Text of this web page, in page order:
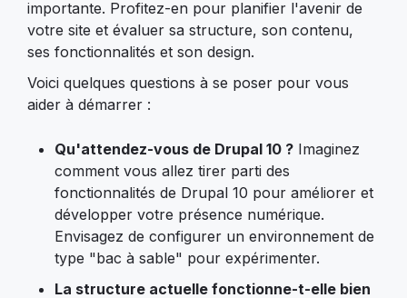
importante. Profitez-en pour planifier l'avenir de
votre site et évaluer sa structure, son contenu,
ses fonctionnalités et son design.
Voici quelques questions à se poser pour vous
aider à démarrer :
Qu'attendez-vous de Drupal 10 ? Imaginez
comment vous allez tirer parti des
fonctionnalités de Drupal 10 pour améliorer et
développer votre présence numérique.
Envisagez de configurer un environnement de
type "bac à sable" pour expérimenter.
La structure actuelle fonctionne-t-elle bien